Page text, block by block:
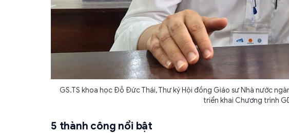
GS.TS khoa học Đỗ Đức Thái, Thư ký Hội đồng Giáo sư Nhà nước
triển khai Chương trình
5 thành công nổi bật